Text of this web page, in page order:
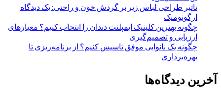
تاثیر طراحی لباس زیر بر گردش خون و راحتی: یک دیدگاه
ارگونومیک
چگونه بهترین کلینیک ایمپلنت دندان را انتخاب کنیم؟ معیارهای
ارزیابی و تصمیم‌گیری
چگونه یک نانوایی موفق تاسیس کنیم؟ از برنامه‌ریزی تا
بهره‌برداری
آخرین دیدگاه‌ها